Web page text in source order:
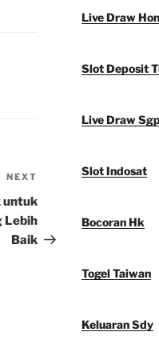
Post
NEXT
untuk
Lebih
Baik
Live Draw
Slot Deposit
Live Draw
Slot Indosat
Bocoran Hk
Togel Taiwan
Keluaran Sdy